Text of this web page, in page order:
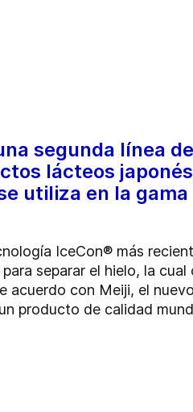
segunda línea
lácteos
utiliza en la
IceCon® más
separar el hielo, la
acuerdo con Meiji, el
producto de calidad